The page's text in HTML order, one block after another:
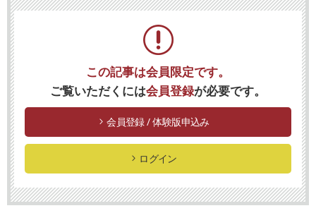
この記事は会員限定です。
ご覧いただくには会員登録が必要です。
会員登録 / 体験版申込み
ログイン